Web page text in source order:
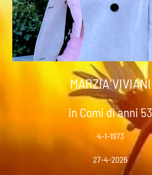
MARZIA VIVIANI
in Comi di anni 53
4-1-1973
27-4-2026